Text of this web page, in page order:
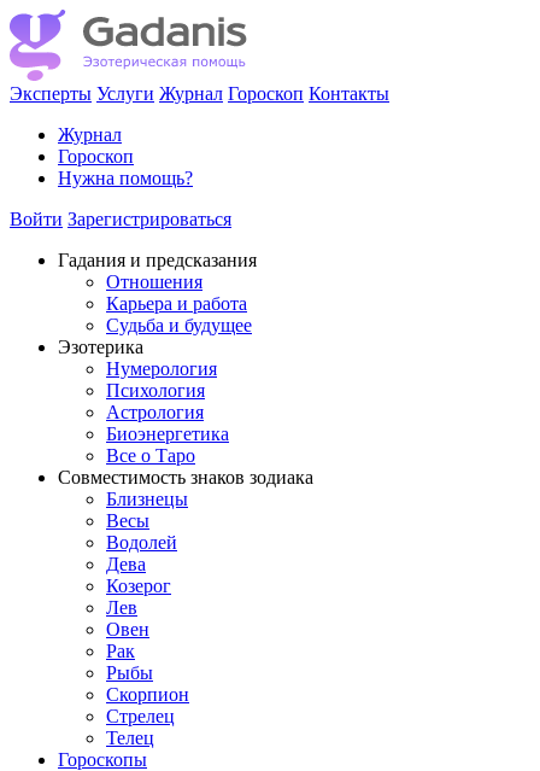
Эксперты Услуги Журнал Гороскоп Контакты
Журнал
Гороскоп
Нужна помощь?
Войти Зарегистрироваться
Гадания и предсказания
Отношения
Карьера и работа
Cудьба и будущее
Эзотерика
Нумерология
Психология
Астрология
Биоэнергетика
Все о Таро
Совместимость знаков зодиака
Близнецы
Весы
Водолей
Дева
Козерог
Лев
Овен
Рак
Рыбы
Скорпион
Стрелец
Телец
Гороскопы